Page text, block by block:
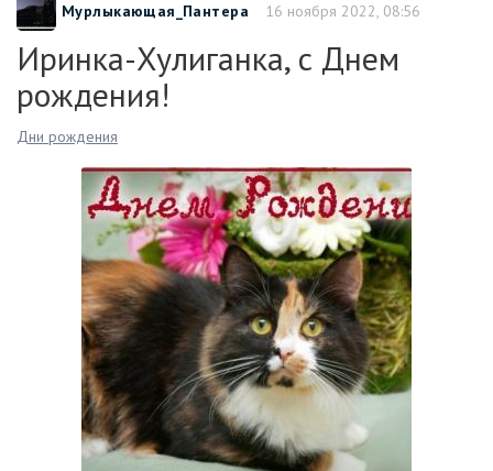
Мурлыкающая_Пантера 16 ноября 2022, 08:56
Иринка-Хулиганка, с Днем
рождения!
Дни рождения